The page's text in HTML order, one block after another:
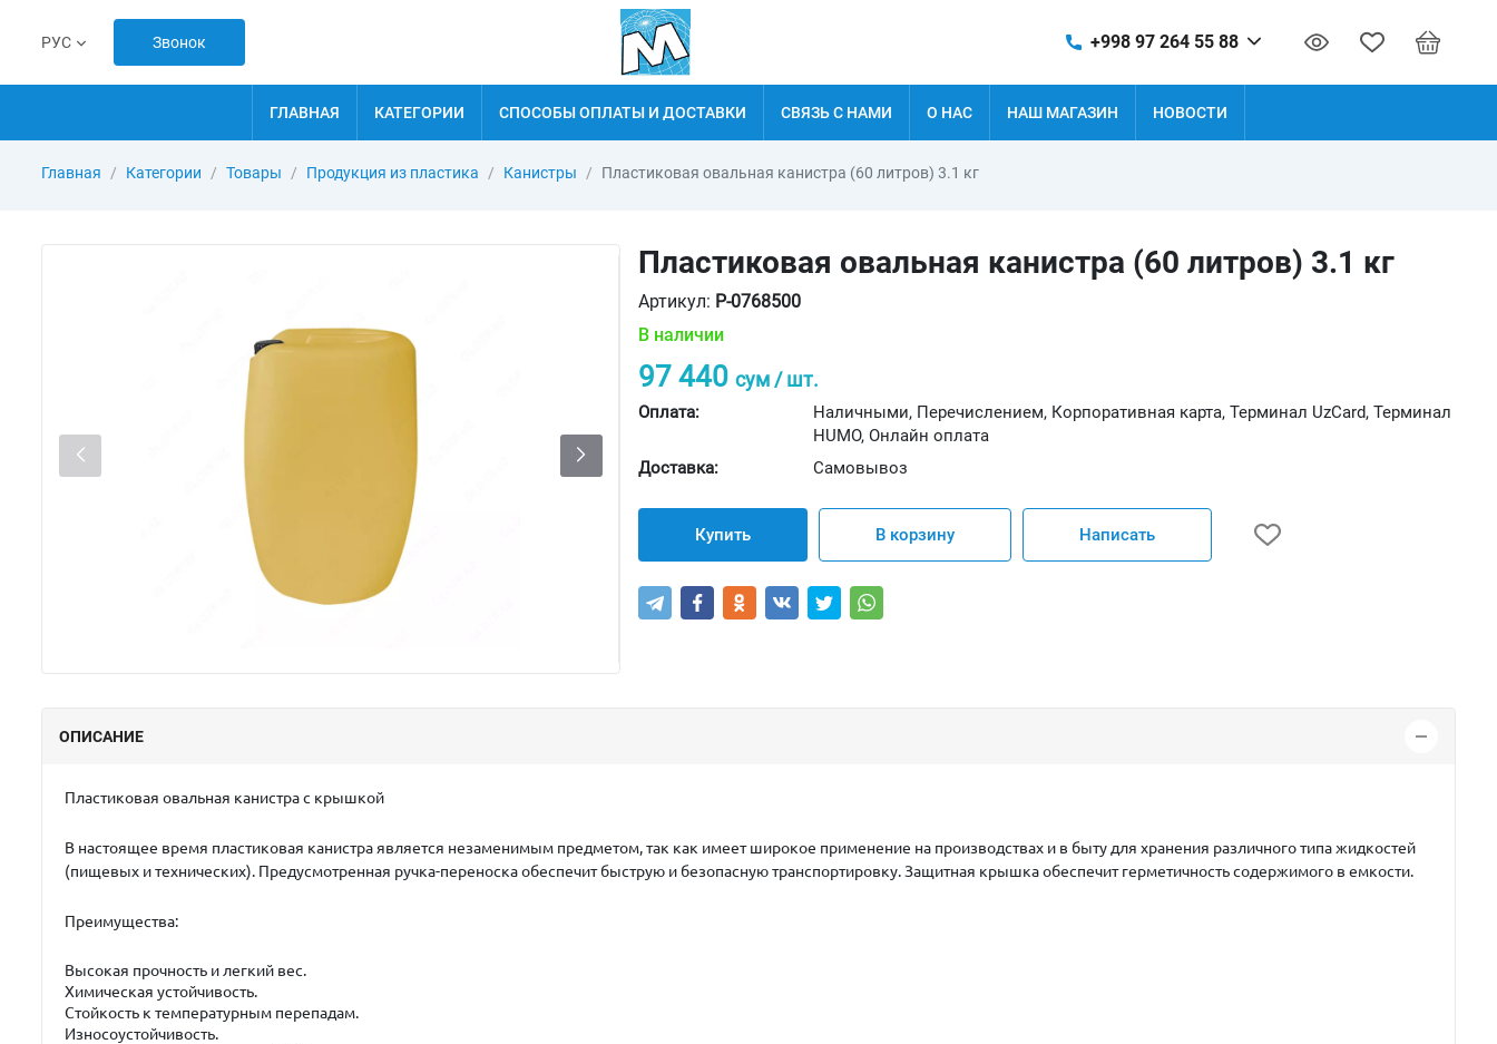
РУС Звонок +998 97 264 55 88
ГЛАВНАЯ КАТЕГОРИИ СПОСОБЫ ОПЛАТЫ И ДОСТАВКИ СВЯЗЬ С НАМИ О НАС НАШ МАГАЗИН НОВОСТИ
Главная Категории Товары Продукция из пластика Канистры Пластиковая овальная канистра (60 литров) 3.1 кг
Пластиковая овальная канистра (60 литров) 3.1 кг
Артикул: P-0768500
В наличии
97 440 сум / шт.
Оплата:
Наличными, Перечислением, Корпоративная карта, Терминал UzCard, Терминал
HUMO, Онлайн оплата
Доставка:
Самовывоз
Купить В корзину Написать
ОПИСАНИЕ
Пластиковая овальная канистра с крышкой
В настоящее время пластиковая канистра является незаменимым предметом, так как имеет широкое применение на производствах и в быту для хранения различного типа жидкостей
(пищевых и технических). Предусмотренная ручка-переноска обеспечит быструю и безопасную транспортировку. Защитная крышка обеспечит герметичность содержимого в емкости.
Преимущества:
Высокая прочность и легкий вес.
Химическая устойчивость.
Стойкость к температурным перепадам.
Износоустойчивость.